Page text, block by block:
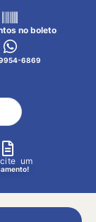
no boleto
6869
um